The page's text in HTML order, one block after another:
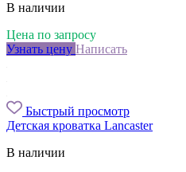
В наличии
Цена по запросу
Узнать цену Написать
Быстрый просмотр
Детская кроватка Lancaster
В наличии